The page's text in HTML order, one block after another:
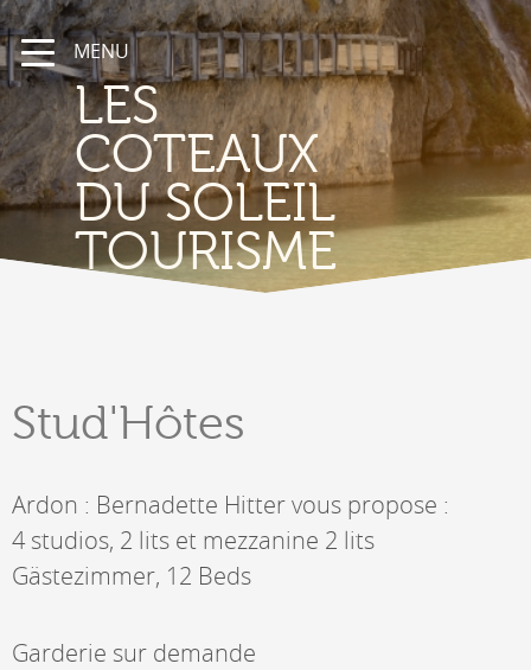
MENU
LES
COTEAUX
DU SOLEIL
TOURISME
Stud'Hôtes
Ardon : Bernadette Hitter vous propose :
4 studios, 2 lits et mezzanine 2 lits
Gästezimmer, 12 Beds
Garderie sur demande